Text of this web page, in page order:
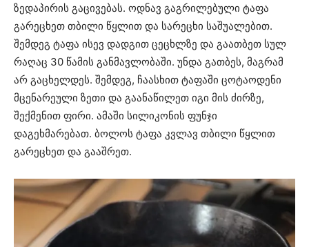
ზედაპირის გაცივებას. ოდნავ გაგრილებული ტაფა
გარეცხეთ თბილი წყლით და სარეცხი საშუალებით.
შემდეგ ტაფა ისევ დადგით ცეცხლზე და გაათბეთ სულ
რაღაც 30 წამის განმავლობაში. უნდა გათბეს, მაგრამ
არ გაცხელდეს. შემდეგ, ჩაასხით ტაფაში ცოტაოდენი
მცენარეული ზეთი და გაანაწილეთ იგი მის ძირზე,
შექმენით ფირი. ამაში სილიკონის ფუნჯი
დაგეხმარებათ. ბოლოს ტაფა კვლავ თბილი წყლით
გარეცხეთ და გააშრეთ.